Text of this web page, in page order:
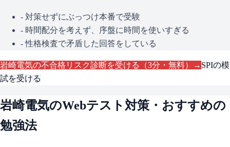
- 対策せずにぶっつけ本番で受験
- 時間配分を考えず、序盤に時間を使いすぎる
- 性格検査で矛盾した回答をしている
岩崎電気の不合格リスク診断を受ける（3分・無料）→ SPIの模
試を受ける
岩崎電気のWebテスト対策・おすすめの
勉強法